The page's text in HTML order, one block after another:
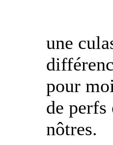
une
pour
de perfs
nôtres.